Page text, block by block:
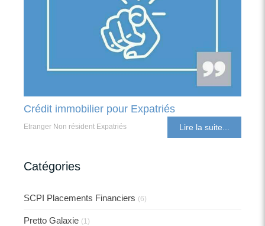
Crédit immobilier pour Expatriés
Etranger Non résident Expatriés Lire la suite...
Catégories
SCPI Placements Financiers (6)
Pretto Galaxie (1)